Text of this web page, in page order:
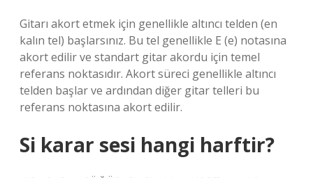
Gitarı akort etmek için genellikle altıncı telden (en
kalın tel) başlarsınız. Bu tel genellikle E (e) notasına
akort edilir ve standart gitar akordu için temel
referans noktasıdır. Akort süreci genellikle altıncı
telden başlar ve ardından diğer gitar telleri bu
referans noktasına akort edilir.
Si karar sesi hangi harftir?